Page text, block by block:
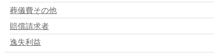
葬儀費その他
賠償請求者
逸失利益